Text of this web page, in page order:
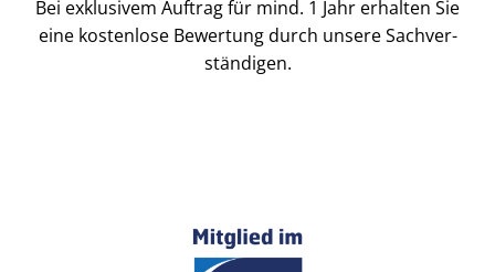
Bei exklusivem Auftrag für mind. 1 Jahr erhalten Sie
eine kostenlose Bewertung durch unsere Sach­ver­
stän­di­gen.